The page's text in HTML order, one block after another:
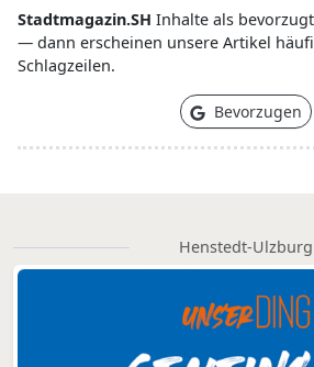
Stadtmagazin.SH Inhalte als
— dann erscheinen unsere Artikel
Schlagzeilen.
Bevorzugen
Henstedt-Ulzburg